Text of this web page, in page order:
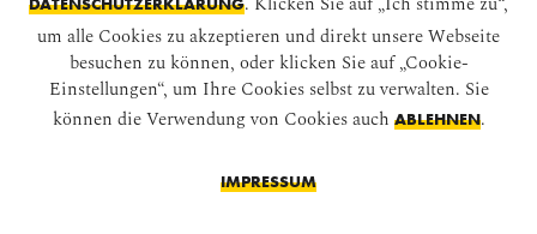
um alle Cookies zu akzeptieren und direkt unsere Webseite
besuchen zu können, oder klicken Sie auf „Cookie-
Einstellungen“, um Ihre Cookies selbst zu verwalten. Sie
können die Verwendung von Cookies auch ABLEHNEN.
IMPRESSUM